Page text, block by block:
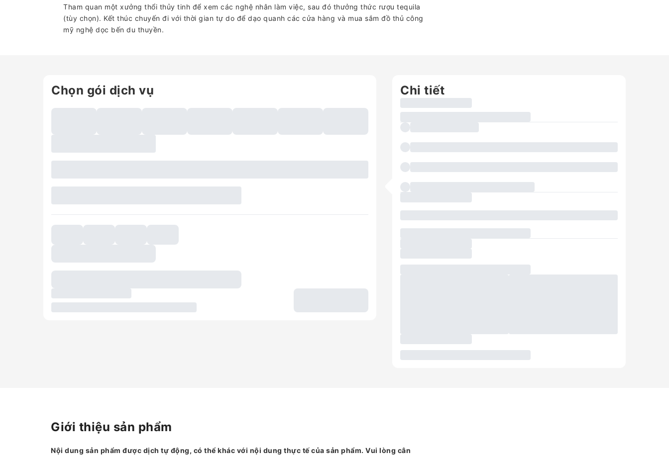
Tham quan một xưởng thổi thủy tinh để xem các nghệ nhân làm việc, sau đó thưởng thức rượu tequila
(tùy chọn). Kết thúc chuyến đi với thời gian tự do để dạo quanh các cửa hàng và mua sắm đồ thủ công
mỹ nghệ dọc bến du thuyền.
Chọn gói dịch vụ Chi tiết
Giới thiệu sản phẩm
Nội dung sản phẩm được dịch tự động, có thể khác với nội dung thực tế của sản phẩm. Vui lòng cân